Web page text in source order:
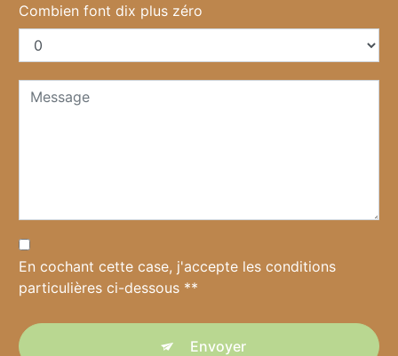
Combien font dix plus zéro
En cochant cette case, j'accepte les conditions
particulières ci-dessous **
Envoyer